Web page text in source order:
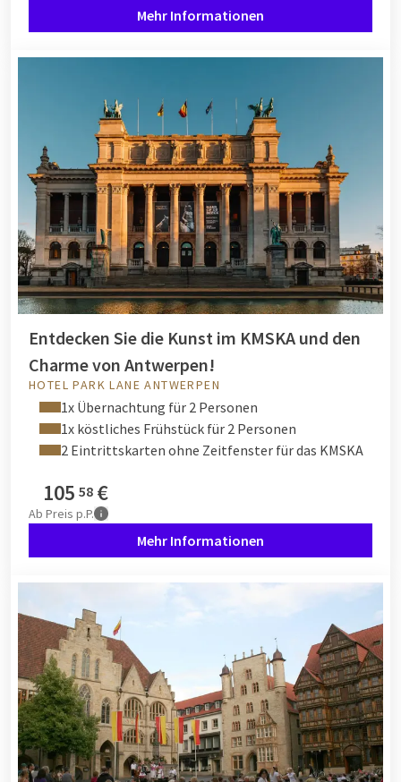
Mehr Informationen
Entdecken Sie die Kunst im KMSKA und den
Charme von Antwerpen!
HOTEL PARK LANE ANTWERPEN
1x Übernachtung für 2 Personen
1x köstliches Frühstück für 2 Personen
2 Eintrittskarten ohne Zeitfenster für das KMSKA
105 58 €
Ab Preis p.P.
Mehr Informationen